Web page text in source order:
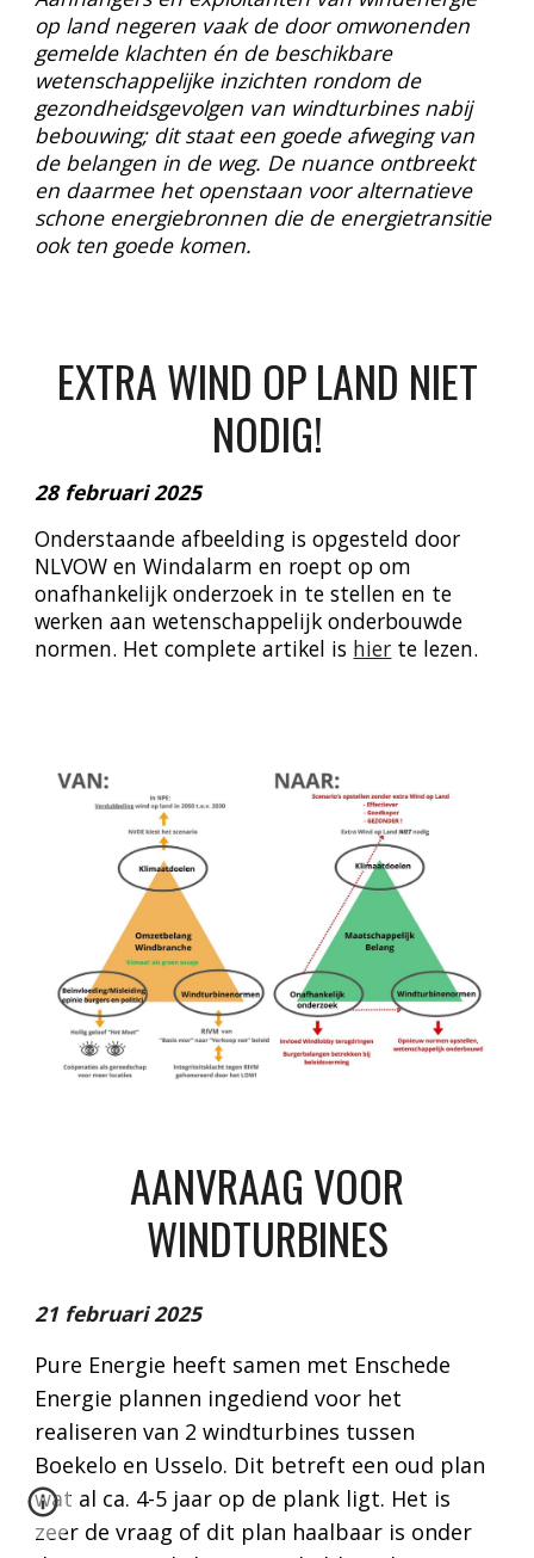
op land negeren vaak de door omwonenden
gemelde klachten én de beschikbare
wetenschappelijke inzichten rondom de
gezondheidsgevolgen van windturbines nabij
bebouwing; dit staat een goede afweging van
de belangen in de weg. De nuance ontbreekt
en daarmee het openstaan voor alternatieve
schone energiebronnen die de energietransitie
ook ten goede komen.
EXTRA WIND OP LAND NIET
NODIG!
28 februari 2025
Onderstaande afbeelding is opgesteld door
NLVOW en Windalarm en roept op om
onafhankelijk onderzoek in te stellen en te
werken aan wetenschappelijk onderbouwde
normen. Het complete artikel is hier te lezen.
AANVRAAG VOOR
WINDTURBINES
21 februari 2025
Pure Energie heeft samen met Enschede
Energie plannen ingediend voor het
realiseren van 2 windturbines tussen
Boekelo en Usselo. Dit betreft een oud plan
wat al ca. 4-5 jaar op de plank ligt. Het is
zeer de vraag of dit plan haalbaar is onder